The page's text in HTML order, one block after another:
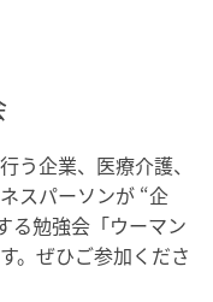
う企業、医療介護、
スパーソンが “企
る勉強会「ウーマン
。ぜひご参加くださ